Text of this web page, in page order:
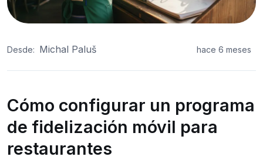
Desde: Michal Paluš hace 6 meses
Cómo configurar un programa
de fidelización móvil para
restaurantes